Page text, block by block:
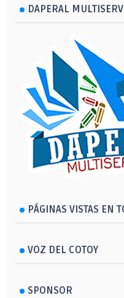
DAPERAL
PÁGINAS VISTAS EN
VOZ DEL COTOY
SPONSOR